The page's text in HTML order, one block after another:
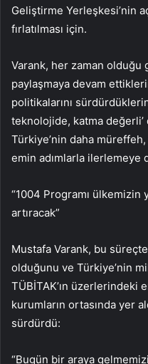
Geliştirme Yerleşkesi’nin
fırlatılması için.
Varank, her zaman olduğu
paylaşmaya devam
politikalarını
teknolojide, katma
Türkiye’nin daha müreffeh,
emin adımlarla ilerlemeye
“1004 Programı
artıracak”
Mustafa Varank, bu
olduğunu ve Türkiye’nin
TÜBİTAK’ın üzerlerindeki
kurumların ortasında yer
sürdürdü:
“Bugün bir araya